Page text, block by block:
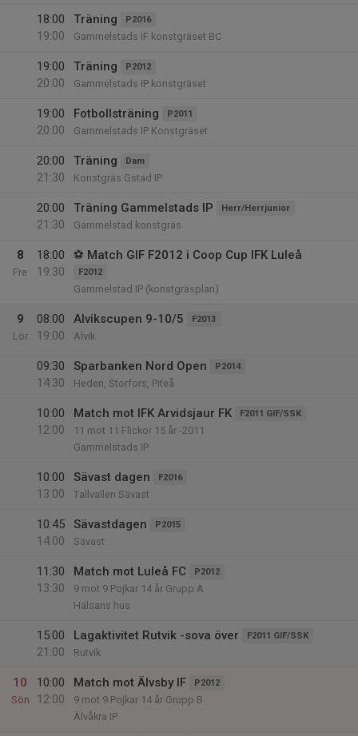
18:00
19:00
Träning P2016
Gammelstads IF konstgräset BC
19:00
20:00
Träning P2012
Gammelstads IP konstgräset
19:00
20:00
Fotbollsträning P2011
Gammelstads IP Konstgräset
20:00
21:30
Träning Dam
Konstgräs Gstad IP
20:00
21:30
Träning Gammelstads IP Herr/Herrjunior
Gammelstad konstgräs
8
Fre
18:00
19:30
⚽️ Match GIF F2012 i Coop Cup IFK Luleå
F2012
Gammelstad IP (konstgräsplan)
9
Lör
08:00
19:00
Alvikscupen 9-10/5 F2013
Alvik
09:30
14:30
Sparbanken Nord Open P2014
Heden, Storfors, Piteå
10:00
12:00
Match mot IFK Arvidsjaur FK F2011 GIF/SSK
11 mot 11 Flickor 15 år -2011
Gammelstads IP
10:00
13:00
Sävast dagen F2016
Tallvallen Sävast
10:45
14:00
Sävastdagen P2015
Sävast
11:30
13:30
Match mot Luleå FC P2012
9 mot 9 Pojkar 14 år Grupp A
Hälsans hus
15:00
21:00
Lagaktivitet Rutvik -sova över F2011 GIF/SSK
Rutvik
10
Sön
10:00
12:00
Match mot Älvsby IF P2012
9 mot 9 Pojkar 14 år Grupp B
Älvåkra IP